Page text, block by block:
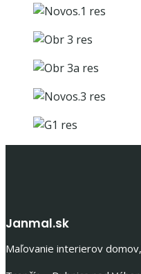
Janmal.sk
Maľovanie interierov